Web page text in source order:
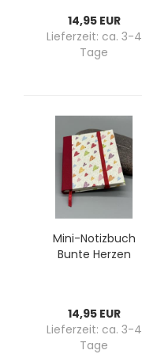
14,95 EUR
Lieferzeit: ca. 3-4
Tage
Mini-​No­tiz­buch
Bunte Her­zen
14,95 EUR
Lieferzeit: ca. 3-4
Tage